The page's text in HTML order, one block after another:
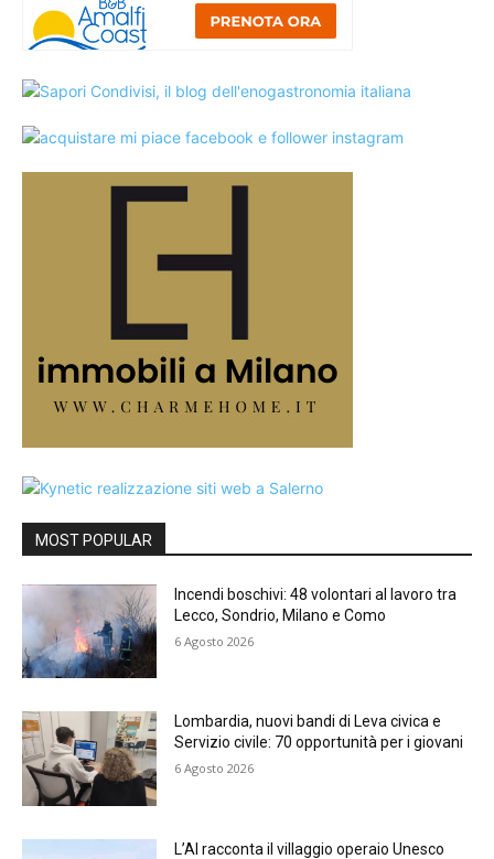
MOST POPULAR
Incendi boschivi: 48 volontari al lavoro tra
Lecco, Sondrio, Milano e Como
6 Agosto 2026
Lombardia, nuovi bandi di Leva civica e
Servizio civile: 70 opportunità per i giovani
6 Agosto 2026
L’AI racconta il villaggio operaio Unesco